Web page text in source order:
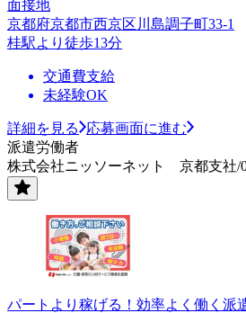
面接地
京都府京都市西京区川島調子町33-1
桂駅より徒歩13分
交通費支給
未経験OK
詳細を見る
応募画面に進む
派遣労働者
株式会社ニッソーネット 京都支社/
パートより稼げる！効率よく働く派